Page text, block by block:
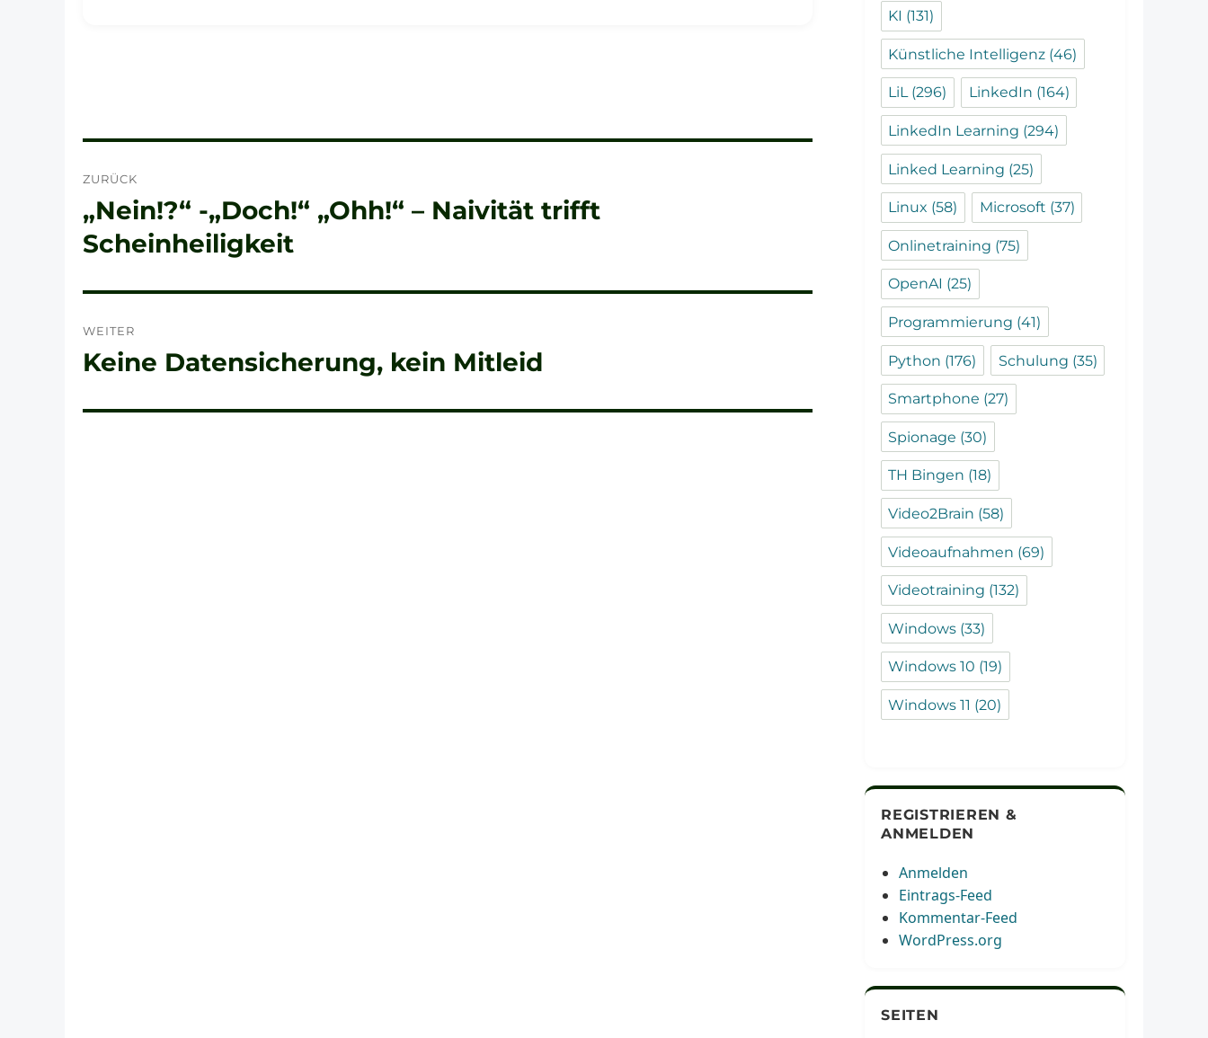
ZURÜCK
Vorheriger
Beitrag:
„Nein!?“ -„Doch!“ „Ohh!“ – Naivität trifft
Scheinheiligkeit
WEITER
Nächster
Keine Datensicherung, kein Mitleid
KI (131)
Künstliche Intelligenz (46)
LiL(296) LinkedIn (164)
LinkedIn Learning (294)
Linked Learning (25)
Linux (58) Microsoft (37)
Onlinetraining (75)
OpenAI (25)
Programmierung (41)
Python (176) Schulung (35)
Smartphone (27)
Spionage (30)
TH Bingen (18)
Video2Brain (58)
Videoaufnahmen (69)
Videotraining (132)
Windows (33)
Windows 10 (19)
Windows 11 (20)
REGISTRIEREN &
ANMELDEN
Anmelden
Eintrags-Feed
Kommentar-Feed
WordPress.org
SEITEN